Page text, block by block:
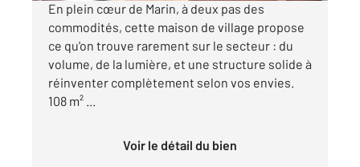
En plein cœur de Marin, à deux pas des
commodités, cette maison de village propose
ce qu'on trouve rarement sur le secteur : du
volume, de la lumière, et une structure solide à
réinventer complètement selon vos envies.
108 m² ...
Voir le détail du bien